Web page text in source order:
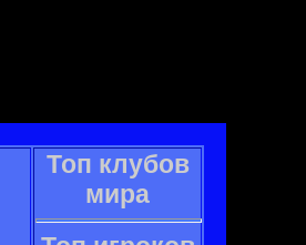
Топ клубов
мира